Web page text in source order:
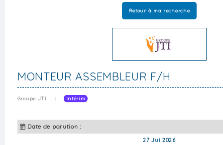
Retour à ma recherche
MONTEUR ASSEMBLEUR F/H
Groupe JTI | Intérim
Date de parution :
27 Jui 2026